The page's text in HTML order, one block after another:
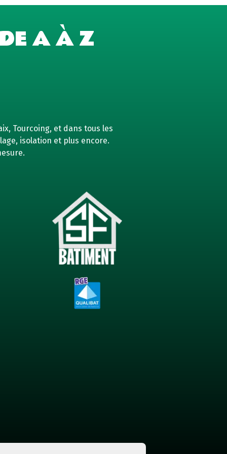
A À Z
Tourcoing, et dans tous les
isolation et plus encore.